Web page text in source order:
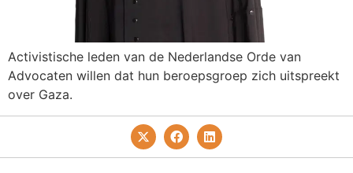
Activistische leden van de Nederlandse Orde van
Advocaten willen dat hun beroepsgroep zich uitspreekt
over Gaza.